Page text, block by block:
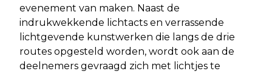
evenement van maken. Naast de
indrukwekkende lichtacts en verrassende
lichtgevende kunstwerken die langs de drie
routes opgesteld worden, wordt ook aan de
deelnemers gevraagd zich met lichtjes te